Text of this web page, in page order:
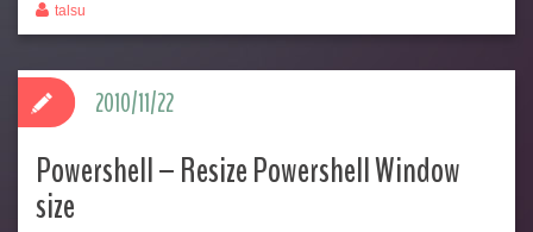
talsu
Powershell – Resize Powershell Window
size
2010/11/22